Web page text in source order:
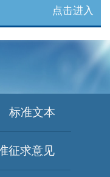
点击进入
标准文本
征求意见